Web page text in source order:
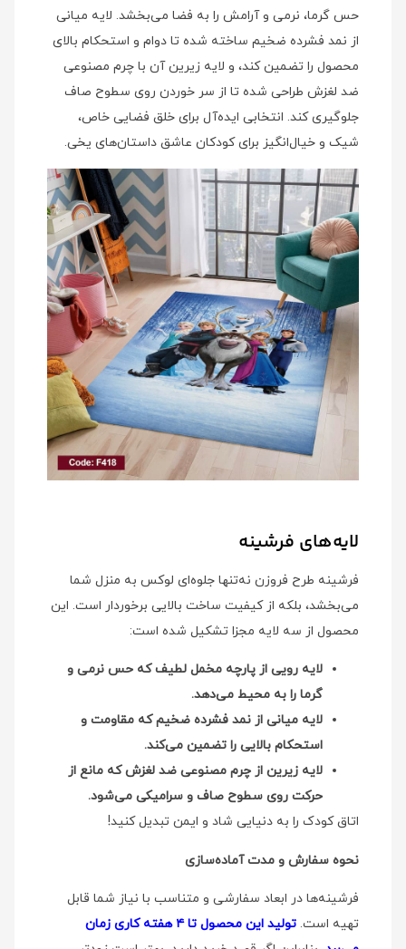
حس گرما، نرمی و آرامش را به فضا می‌بخشد. لایه میانی
از نمد فشرده ضخیم ساخته شده تا دوام و استحکام بالای
محصول را تضمین کند، و لایه زیرین آن با چرم مصنوعی
ضد لغزش طراحی شده تا از سر خوردن روی سطوح صاف
جلوگیری کند. انتخابی ایده‌آل برای خلق فضایی خاص،
شیک و خیال‌انگیز برای کودکان عاشق داستان‌های یخی.
لایه‌های فرشینه
فرشینه طرح فروزن نه‌تنها جلوه‌ای لوکس به منزل شما
می‌بخشد، بلکه از کیفیت ساخت بالایی برخوردار است. این
محصول از سه لایه مجزا تشکیل شده است:
لایه رویی از پارچه مخمل لطیف که حس نرمی و
گرما را به محیط می‌دهد.
لایه میانی از نمد فشرده ضخیم که مقاومت و
استحکام بالایی را تضمین می‌کند.
لایه زیرین از چرم مصنوعی ضد لغزش که مانع از
حرکت روی سطوح صاف و سرامیکی می‌شود.
اتاق کودک را به دنیایی شاد و ایمن تبدیل کنید!
نحوه سفارش و مدت آماده‌سازی
فرشینه‌ها در ابعاد سفارشی و متناسب با نیاز شما قابل
تهیه است.
تولید این محصول تا ۴ هفته کاری زمان